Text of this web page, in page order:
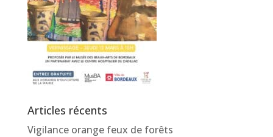
Articles récents
Vigilance orange feux de forêts